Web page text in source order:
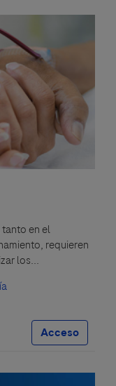
en el
requieren
los...
Acceso